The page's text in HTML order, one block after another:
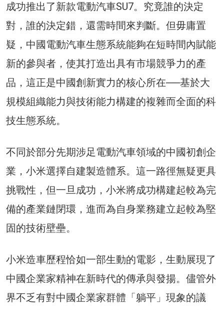
成功推出了新款電動汽車SU7。究竟誰的決定
對，誰的決定錯，還需時間來判斷。但毋庸置
疑，中國電動汽車生態系統能夠在短時間內賦能
新的參與者，使其打造出具有市場競爭力的產
品，這正是中國創新實力的核心所在──基於大
規模組織能力與技術能力構建的複雜而全面的科
技生態系統。
不同於部分先期涉足電動汽車領域的中國初創企
業，小米選擇自建製造體系。這一路徑無疑更具
挑戰性，但一旦成功，小米將成功構建起較為完
備的產業鏈閉環，進而為自身業務建立起較為堅
固的技術壁壘。
小米造車歷程恰如一部生動的電影，生動展現了
中國企業家精神在新時代的傳承與發揚。儘管外
界不乏有對中國企業家群體「躺平」現象的議